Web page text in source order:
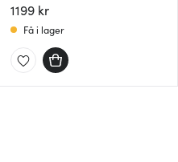
1199 kr
Få i lager